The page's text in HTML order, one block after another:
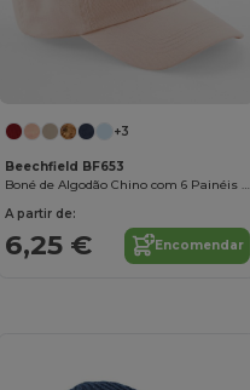
+3
Beechfield BF653
Boné de Algodão Chino com 6 Painéis e Ajuste Metálico
A partir de:
6,25 € Encomendar